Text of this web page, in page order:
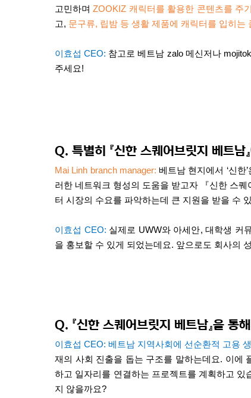
고민하며ZOOKIZ 캐릭터를 활용한 콘텐츠를 주
고, 문구류, 립밤 등 생활 제품에 캐릭터를 입히는
이효섭CEO: 참고로 베트남 zalo 메신저나mojitok
주세요!
Q. 특별히 『신한 스퀘어브릿지 베트남
Mai Linh branch manager: 베트남 현지에서 ‘신한’
러한 네트워크 형성의 도움을 받고자 『신한 스
터 시장의 수요를 파악하는데 큰 지원을 받을 수
이효섭 CEO: 실제로 UWW와 아세안,대학생 커
을 홍보할 수 있게 되었는데요. 앞으로도 회사의
Q. 『신한 스퀘어브릿지 베트남』을
이효섭CEO: 베트남 지역사회에 선순환적 고용
재의 사회 진출을 돕는 구조를 말하는데요. 이에
하고 일자리를 연결하는 프로젝트를 계획하고 있
지 않을까요?